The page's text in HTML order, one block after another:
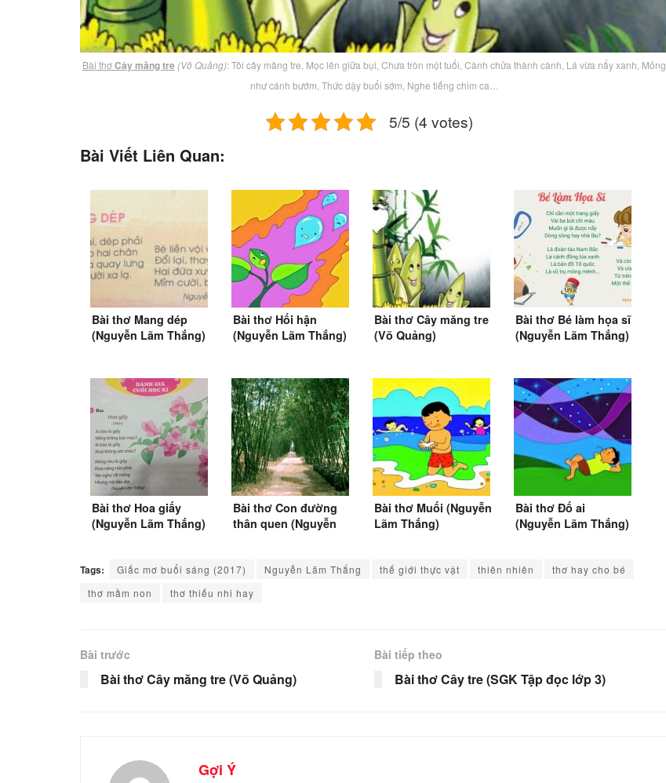
Bài thơCây măng tre (Võ Quảng): Tôi cây măng tre, Mọc lên giữa bụi, Chưa tròn một tuổi, Cành chửa thành cành, Lá vừa nẩy xanh, Mỏng
như cánh bướm, Thức dậy buổi sớm, Nghe tiếng chim ca…
5/5 (4 votes)
Bài Viết Liên Quan:
Bài thơ Mang dép
(Nguyễn Lãm Thắng)
Bài thơ Hối hận
(Nguyễn Lãm Thắng)
Bài thơ Cây măng tre
(Võ Quảng)
Bài thơ Bé làm họa sĩ
(Nguyễn Lãm Thắng)
Bài thơ Hoa giấy
(Nguyễn Lãm Thắng)
Bài thơ Con đường
thân quen (Nguyễn
Bài thơ Muối (Nguyễn
Lãm Thắng)
Bài thơ Đố ai
(Nguyễn Lãm Thắng)
Tags: Giấc mơ buổi sáng (2017) Nguyễn Lãm Thắng thế giới thực vật thiên nhiên
thơ hay cho bé
thơ mầm non
thơ thiếu nhi hay
Bài trước
Bài thơ Cây măng tre (Võ Quảng)
Bài tiếp theo
Bài thơ Cây tre (SGK Tập đọc lớp 3)
Gợi Ý